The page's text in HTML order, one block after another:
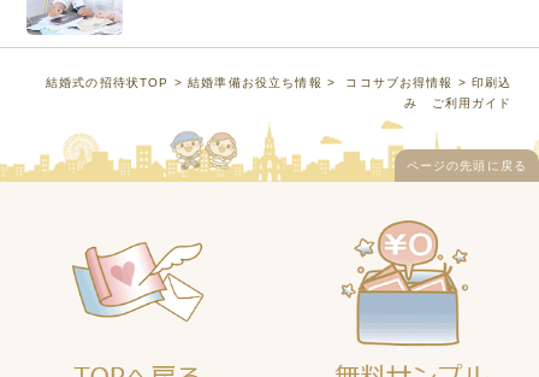
結婚式の招待状TOP >結婚準備お役立ち情報 > ココサブお得情報
> 印刷込
み ご利用ガイド
ページの先頭に戻る